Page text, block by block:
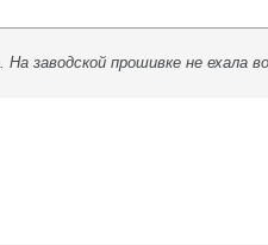
заводской прошивке не